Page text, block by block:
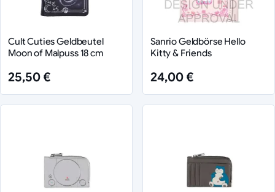
Cult Cuties Geldbeutel
Moon of Malpuss 18 cm
25,50 €
Sanrio Geldbörse Hello
Kitty & Friends
24,00 €